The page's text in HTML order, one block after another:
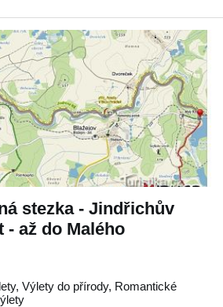
stezka - Jindřichův
- až do Malého
Výlety do přírody, Romantické